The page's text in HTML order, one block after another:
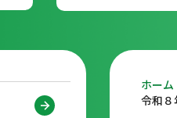
ホーム
令和８